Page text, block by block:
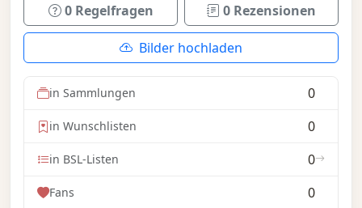
0 Regelfragen 0 Rezensionen
Bilder hochladen
in Sammlungen 0
in Wunschlisten 0
in BSL-Listen 0
Fans 0